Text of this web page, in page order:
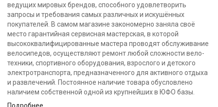
ведущих мировых брендов, способного удовлетворить
запросы и требования самых различных и искушённых
покупателей. В самом магазине закономерно заняла своё
место гарантийная сервисная мастерская, в которой
высококвалифицированные мастера проводят обслуживание
велосипедов, осуществляют ремонт любой сложности вело-
техники, спортивного оборудования, взрослого и детского
электротранспорта, предназначенного для активного отдыха
и развлечений. Постоянное наличие товара обусловлено
наличием собственной одной из крупнейших в ЮФО базы.